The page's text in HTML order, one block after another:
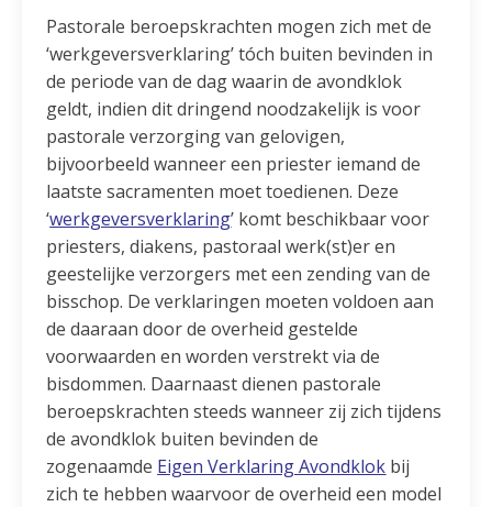
Pastorale beroepskrachten mogen zich met de
‘werkgeversverklaring’ tóch buiten bevinden in
de periode van de dag waarin de avondklok
geldt, indien dit dringend noodzakelijk is voor
pastorale verzorging van gelovigen,
bijvoorbeeld wanneer een priester iemand de
laatste sacramenten moet toedienen. Deze
‘werkgeversverklaring’ komt beschikbaar voor
priesters, diakens, pastoraal werk(st)er en
geestelijke verzorgers met een zending van de
bisschop. De verklaringen moeten voldoen aan
de daaraan door de overheid gestelde
voorwaarden en worden verstrekt via de
bisdommen. Daarnaast dienen pastorale
beroepskrachten steeds wanneer zij zich tijdens
de avondklok buiten bevinden de
zogenaamde Eigen Verklaring Avondklok bij
zich te hebben waarvoor de overheid een model